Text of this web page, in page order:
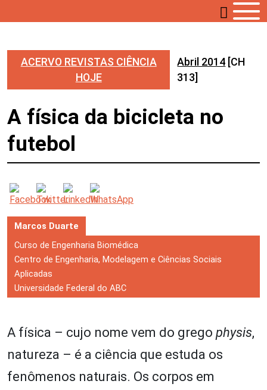
ACERVO REVISTAS CIÊNCIA
HOJE
Abril 2014 [CH
313]
A física da bicicleta no
futebol
Marcos Duarte
Curso de Engenharia Biomédica
Centro de Engenharia, Modelagem e Ciências Sociais
Aplicadas
Universidade Federal do ABC
A física – cujo nome vem do grego physis,
natureza – é a ciência que estuda os
fenômenos naturais. Os corpos em